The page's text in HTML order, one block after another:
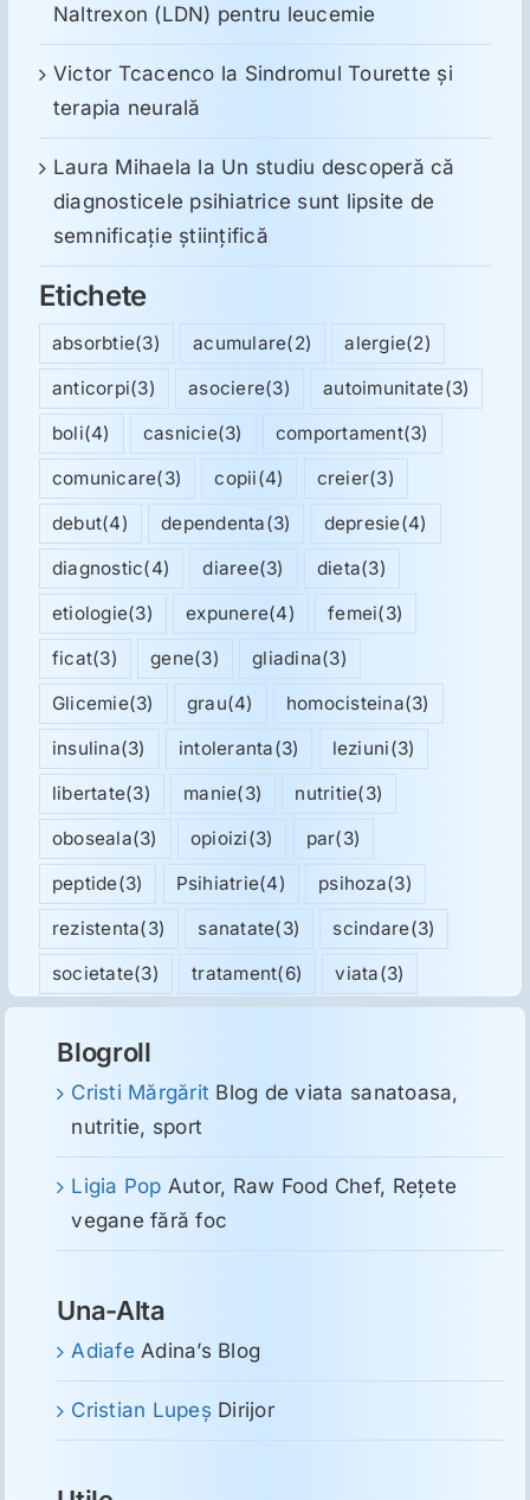
Naltrexon (LDN) pentru leucemie
Victor Tcacenco la Sindromul Tourette şi
terapia neurală
Laura Mihaela la Un studiu descoperă că
diagnosticele psihiatrice sunt lipsite de
semnificație științifică
Etichete
absorbtie(3) acumulare(2) alergie(2)
anticorpi(3) asociere(3) autoimunitate(3)
boli(4) casnicie(3) comportament(3)
comunicare(3) copii(4) creier(3)
debut(4) dependenta(3) depresie(4)
diagnostic(4) diaree(3) dieta(3)
etiologie(3) expunere(4) femei(3)
ficat(3) gene(3) gliadina(3)
Glicemie(3) grau(4) homocisteina(3)
insulina(3) intoleranta(3) leziuni(3)
libertate(3) manie(3) nutritie(3)
oboseala(3) opioizi(3) par(3)
peptide(3) Psihiatrie(4) psihoza(3)
rezistenta(3) sanatate(3) scindare(3)
societate(3) tratament(6) viata(3)
Blogroll
Cristi Mărgărit Blog de viata sanatoasa,
nutritie, sport
Ligia Pop Autor, Raw Food Chef, Reţete
vegane fără foc
Una-Alta
Adiafe Adina’s Blog
Cristian Lupeş Dirijor